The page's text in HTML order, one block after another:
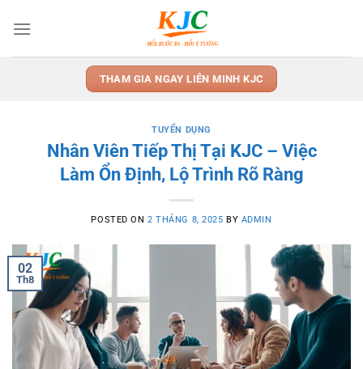
THAM GIA NGAY LIÊN MINH KJC
TUYỂN DỤNG
Nhân Viên Tiếp Thị Tại KJC – Việc
Làm Ổn Định, Lộ Trình Rõ Ràng
POSTED ON2 THÁNG 8, 2025 BY ADMIN
02
Th8